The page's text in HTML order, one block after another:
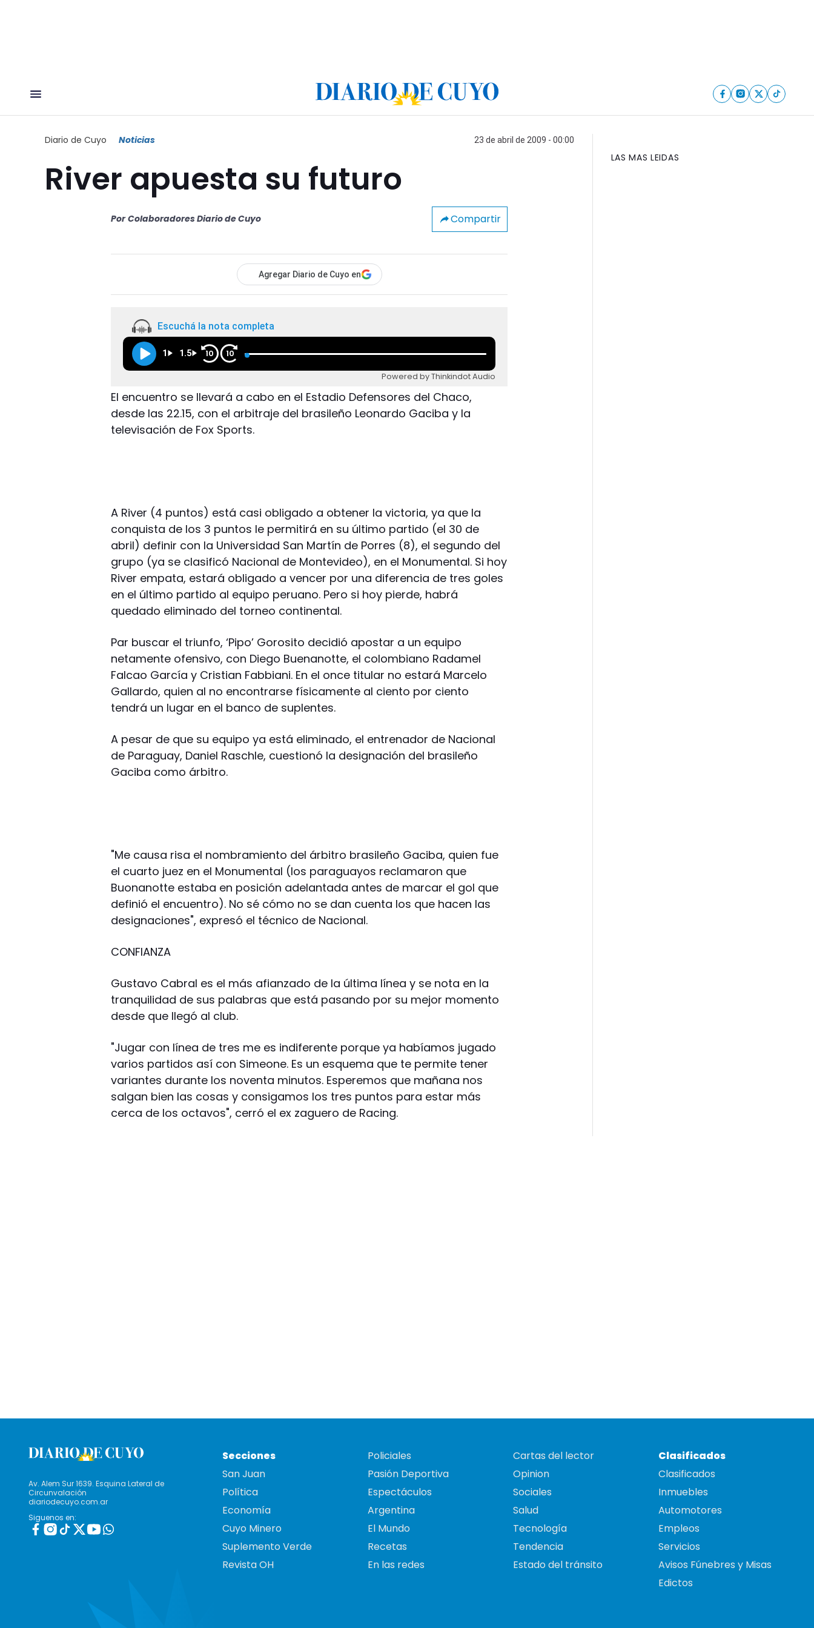
Diario de Cuyo Noticias 23 de abril de 2009 - 00:00
River apuesta su futuro
Por Colaboradores Diario de Cuyo Compartir
Agregar Diario de Cuyo en
Escuchá la nota completa
1 1.5 10 10
Powered by Thinkindot Audio
El encuentro se llevará a cabo en el Estadio Defensores del Chaco,
desde las 22.15, con el arbitraje del brasileño Leonardo Gaciba y la
televisación de Fox Sports.
A River (4 puntos) está casi obligado a obtener la victoria, ya que la
conquista de los 3 puntos le permitirá en su último partido (el 30 de
abril) definir con la Universidad San Martín de Porres (8), el segundo del
grupo (ya se clasificó Nacional de Montevideo), en el Monumental. Si hoy
River empata, estará obligado a vencer por una diferencia de tres goles
en el último partido al equipo peruano. Pero si hoy pierde, habrá
quedado eliminado del torneo continental.
Par buscar el triunfo, ‘Pipo’ Gorosito decidió apostar a un equipo
netamente ofensivo, con Diego Buenanotte, el colombiano Radamel
Falcao García y Cristian Fabbiani. En el once titular no estará Marcelo
Gallardo, quien al no encontrarse físicamente al ciento por ciento
tendrá un lugar en el banco de suplentes.
A pesar de que su equipo ya está eliminado, el entrenador de Nacional
de Paraguay, Daniel Raschle, cuestionó la designación del brasileño
Gaciba como árbitro.
"Me causa risa el nombramiento del árbitro brasileño Gaciba, quien fue
el cuarto juez en el Monumental (los paraguayos reclamaron que
Buonanotte estaba en posición adelantada antes de marcar el gol que
definió el encuentro). No sé cómo no se dan cuenta los que hacen las
designaciones", expresó el técnico de Nacional.
CONFIANZA
Gustavo Cabral es el más afianzado de la última línea y se nota en la
tranquilidad de sus palabras que está pasando por su mejor momento
desde que llegó al club.
"Jugar con línea de tres me es indiferente porque ya habíamos jugado
varios partidos así con Simeone. Es un esquema que te permite tener
variantes durante los noventa minutos. Esperemos que mañana nos
salgan bien las cosas y consigamos los tres puntos para estar más
cerca de los octavos", cerró el ex zaguero de Racing.
LAS MAS LEIDAS
Av. Alem Sur 1639. Esquina Lateral de
Circunvalación
diariodecuyo.com.ar
Siguenos en:
Secciones
San Juan
Política
Economía
Cuyo Minero
Suplemento Verde
Revista OH
Policiales
Pasión Deportiva
Espectáculos
Argentina
El Mundo
Recetas
En las redes
Cartas del lector
Opinion
Sociales
Salud
Tecnología
Tendencia
Estado del tránsito
Clasificados
Clasificados
Inmuebles
Automotores
Empleos
Servicios
Avisos Fúnebres y Misas
Edictos